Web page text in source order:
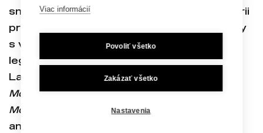
sme chceli dať priestor našej novej kategórii
printov Vesmír, v ktorej nájdete rôzne printy
s vesmírnou tématikou. Jedným z nich je aj
legendárna fotografia Apollo 11 Moon
Landing —
Apollo 11 Command and Service
Modules Photographed from the Lunar
Module in Orbit
, ktorú v roku 1969 vytvorila
americká vesmírna agentúra NASA 🛰️
Viac informácií
Povoliť všetko
Zakázať všetko
Nastavenia